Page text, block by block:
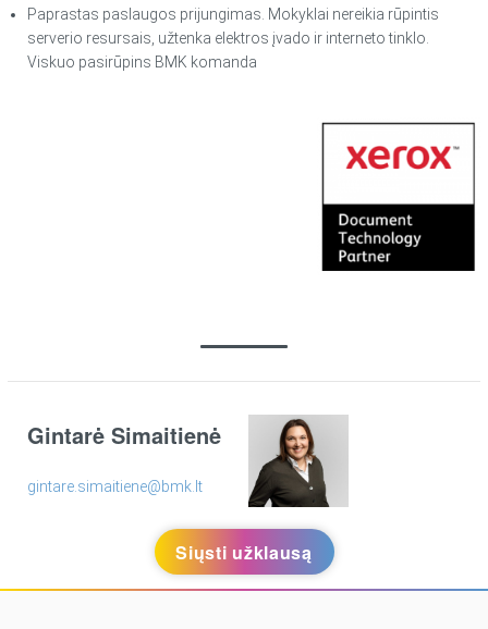
Paprastas paslaugos prijungimas. Mokyklai nereikia rūpintis
serverio resursais, užtenka elektros įvado ir interneto tinklo.
Viskuo pasirūpins BMK komanda
Gintarė Simaitienė
gintare.simaitiene@bmk.lt
Siųsti užklausą